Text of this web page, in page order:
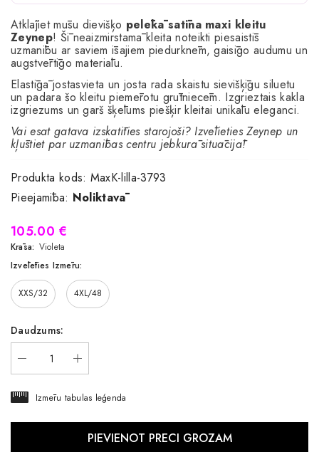
Atklājiet mūsu dievišķo pelēkā satīna maxi kleitu
Zeynep! Šī neaizmirstamā kleita noteikti piesaistīs
uzmanību ar saviem īsajiem piedurknēm, gaisīgo audumu un
augstvērtīgo materiālu.
Elastīgā jostasvieta un josta rada skaistu sievišķīgu siluetu
un padara šo kleitu piemērotu grūtniecēm. Izgrieztais kakla
izgriezums un garš šķēlums piešķir kleitai unikālu eleganci.
Vai esat gatava izskatīties starojoši? Izvēlieties Zeynep un
kļūstiet par uzmanības centru jebkurā situācijā!
Produkta kods: MaxK-lilla-3793
Pieejamība: Noliktavā
105.00 €
Krāsa: Violeta
Izvēlēties Izmēru:
XXS/32 4XL/48
Daudzums:
Izmēru tabulas leģenda